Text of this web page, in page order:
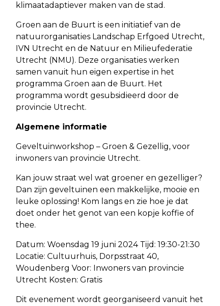
klimaatadaptiever maken van de stad.
Groen aan de Buurt is een initiatief van de
natuurorganisaties Landschap Erfgoed Utrecht,
IVN Utrecht en de Natuur en Milieufederatie
Utrecht (NMU). Deze organisaties werken
samen vanuit hun eigen expertise in het
programma Groen aan de Buurt. Het
programma wordt gesubsidieerd door de
provincie Utrecht.
Algemene informatie
Geveltuinworkshop – Groen & Gezellig, voor
inwoners van provincie Utrecht.
Kan jouw straat wel wat groener en gezelliger?
Dan zijn geveltuinen een makkelijke, mooie en
leuke oplossing! Kom langs en zie hoe je dat
doet onder het genot van een kopje koffie of
thee.
Datum: Woensdag 19 juni 2024 Tijd: 19:30-21:30
Locatie: Cultuurhuis, Dorpsstraat 40,
Woudenberg Voor: Inwoners van provincie
Utrecht Kosten: Gratis
Dit evenement wordt georganiseerd vanuit het